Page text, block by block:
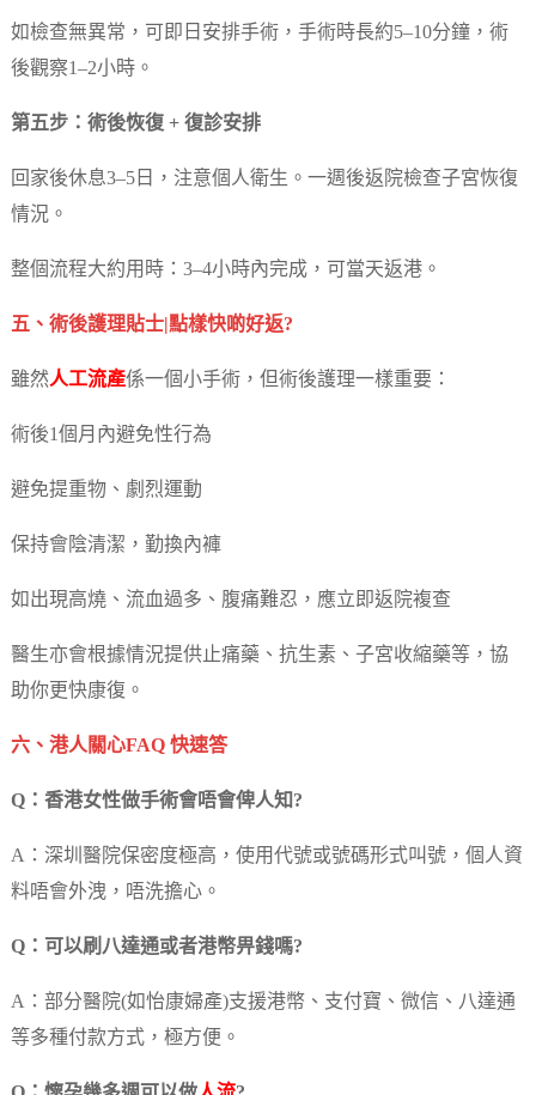
如檢查無異常，可即日安排手術，手術時長約5–10分鐘，術
後觀察1–2小時。
第五步：術後恢復 + 復診安排
回家後休息3–5日，注意個人衛生。一週後返院檢查子宮恢復
情況。
整個流程大約用時：3–4小時內完成，可當天返港。
五、術後護理貼士|點樣快啲好返?
雖然人工流產係一個小手術，但術後護理一樣重要：
術後1個月內避免性行為
避免提重物、劇烈運動
保持會陰清潔，勤換內褲
如出現高燒、流血過多、腹痛難忍，應立即返院複查
醫生亦會根據情況提供止痛藥、抗生素、子宮收縮藥等，協
助你更快康復。
六、港人關心FAQ 快速答
Q：香港女性做手術會唔會俾人知?
A：深圳醫院保密度極高，使用代號或號碼形式叫號，個人資
料唔會外洩，唔洗擔心。
Q：可以刷八達通或者港幣畀錢嗎?
A：部分醫院(如怡康婦產)支援港幣、支付寶、微信、八達通
等多種付款方式，極方便。